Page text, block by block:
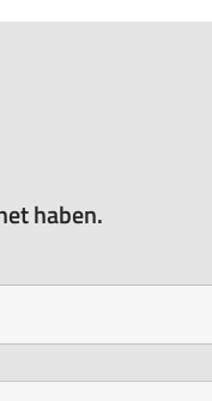
haben.